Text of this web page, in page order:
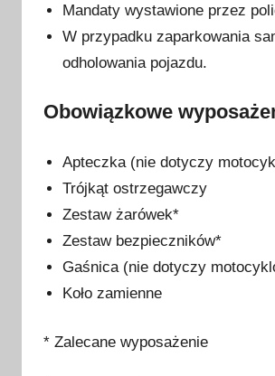
Mandaty wystawione przez
W przypadku zaparkowania
odholowania pojazdu.
Obowiązkowe
Apteczka (nie dotyczy
Trójkąt ostrzegawczy
Zestaw żarówek*
Zestaw bezpieczników*
Gaśnica (nie dotyczy
Koło zamienne
* Zalecane wyposażenie